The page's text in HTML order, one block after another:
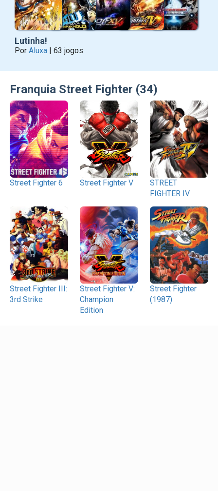
Lutinha!
Por Aluxa | 63 jogos
Franquia Street Fighter (34)
Street Fighter 6 Street Fighter V
STREET
FIGHTER IV
Street Fighter III:
3rd Strike
Street Fighter V:
Champion
Edition
Street Fighter
(1987)